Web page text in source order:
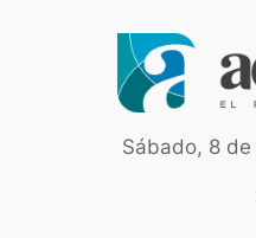
Sábado, 8